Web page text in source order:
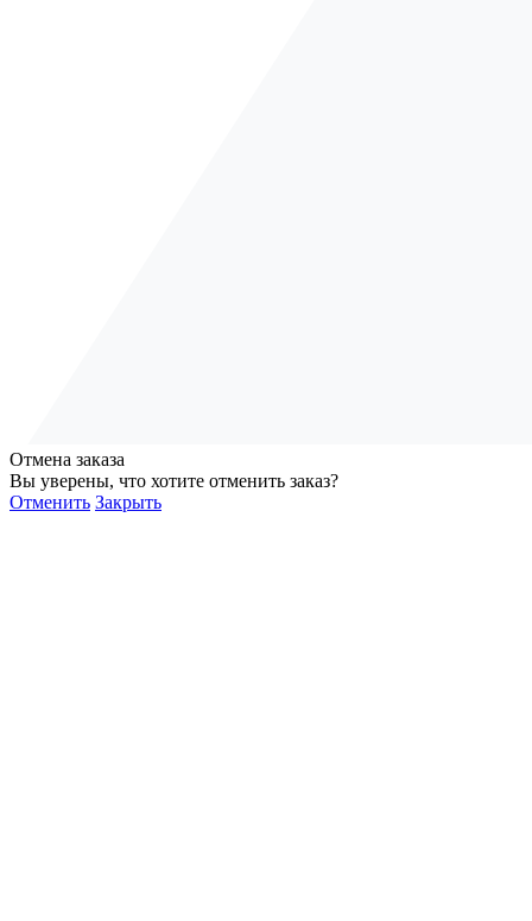
Отмена заказа
Вы уверены, что хотите отменить заказ?
Отменить Закрыть